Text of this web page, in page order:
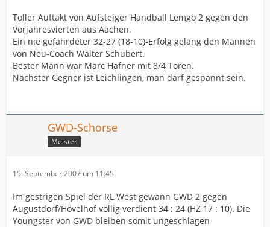
Toller Auftakt von Aufsteiger Handball Lemgo 2 gegen den
Vorjahresvierten aus Aachen.
Ein nie gefährdeter 32-27 (18-10)-Erfolg gelang den Mannen
von Neu-Coach Walter Schubert.
Bester Mann war Marc Hafner mit 8/4 Toren.
Nächster Gegner ist Leichlingen, man darf gespannt sein.
GWD-Schorse
Meister
15. September 2007 um 11:45
Im gestrigen Spiel der RL West gewann GWD 2 gegen
Augustdorf/Hövelhof völlig verdient 34 : 24 (HZ 17 : 10). Die
Youngster von GWD bleiben somit ungeschlagen